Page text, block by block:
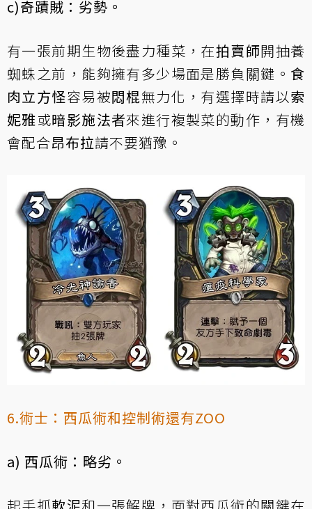
c)奇蹟賊：劣勢。
有一張前期生物後盡力種菜，在拍賣師開抽養
蜘蛛之前，能夠擁有多少場面是勝負關鍵。 食
肉立方怪容易被悶棍無力化，有選擇時請以索
妮雅或暗影施法者來進行複製菜的動作，有機
會配合昂布拉請不要猶豫。
6.術士：西瓜術和控制術還有ZOO
a) 西瓜術：略劣。
起手抓軟泥和一張解牌，面對西瓜術的關鍵在